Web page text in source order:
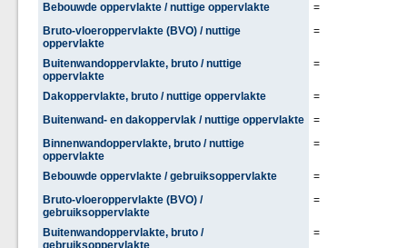
Bebouwde oppervlakte / nuttige oppervlakte
=
Bruto-vloeroppervlakte (BVO) / nuttige
oppervlakte
=
Buitenwandoppervlakte, bruto / nuttige
oppervlakte
=
Dakoppervlakte, bruto / nuttige oppervlakte
=
Buitenwand- en dakoppervlak / nuttige oppervlakte
=
Binnenwandoppervlakte, bruto / nuttige
oppervlakte
=
Bebouwde oppervlakte / gebruiksoppervlakte
=
Bruto-vloeroppervlakte (BVO) /
gebruiksoppervlakte
=
Buitenwandoppervlakte, bruto /
gebruiksoppervlakte
=